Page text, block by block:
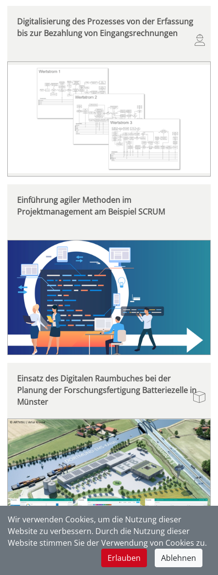
Digitalisierung des Prozesses von der Erfassung
bis zur Bezahlung von Eingangsrechnungen
Einführung agiler Methoden im
Projektmanagement am Beispiel SCRUM
Einsatz des Digitalen Raumbuches bei der
Planung der Forschungsfertigung Batteriezelle in
Münster
Flughafenausbau Süd Terminal 3, Frankfurt am
Wir verwenden Cookies, um die Nutzung dieser
Website zu verbessern. Durch die Nutzung dieser
Website stimmen Sie der Verwendung von Cookies zu.
Erlauben
Ablehnen